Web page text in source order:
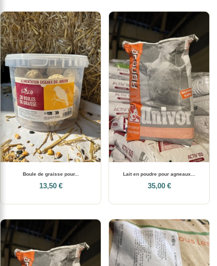
Boule de graisse pour...
13,50 €
Lait en poudre pour agneaux...
35,00 €